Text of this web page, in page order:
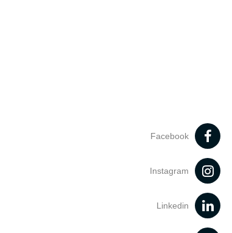
Facebook
Instagram
Linkedin